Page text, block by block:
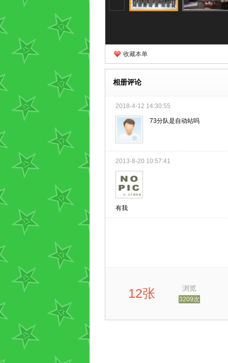
收藏本单
相册评论
2018-4-12 14:30:55
73分队是自动站吗
2013-8-20 10:57:41
有我
12张 浏览
3209次